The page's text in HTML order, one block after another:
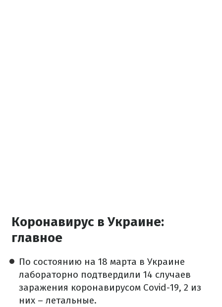
Коронавирус в Украине:
главное
По состоянию на 18 марта в Украине
лабораторно подтвердили 14 случаев
заражения коронавирусом Covid-19, 2 из
них – летальные.